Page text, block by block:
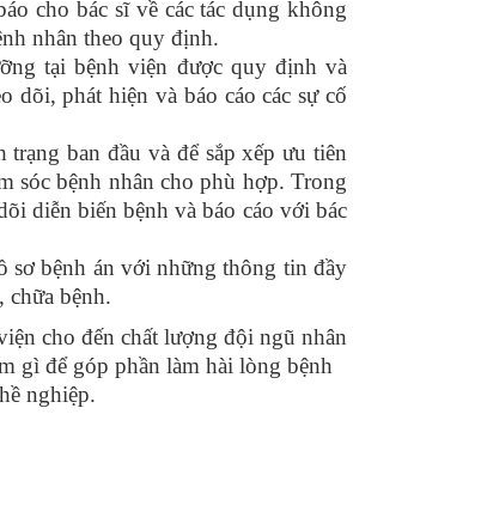
cho bác sĩ về các tác dụng không
nhân theo quy định.
tại bệnh viện được quy định và
phát hiện và báo cáo các sự cố
ban đầu và để sắp xếp ưu tiên
sóc bệnh nhân cho phù hợp. Trong
diễn biến bệnh và báo cáo với bác
sơ bệnh án với những thông tin đầy
bệnh.
cho đến chất lượng đội ngũ nhân
gì để góp phần làm hài lòng bệnh
nghiệp.